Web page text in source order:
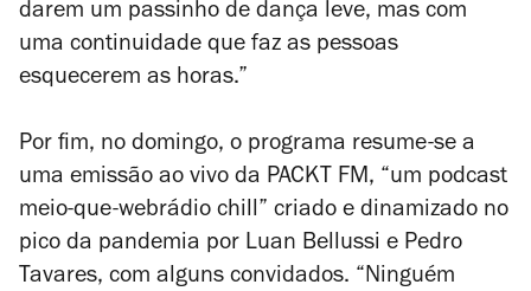
darem um passinho de dança leve, mas com
uma continuidade que faz as pessoas
esquecerem as horas.”
Por fim, no domingo, o programa resume-se a
uma emissão ao vivo da PACKT FM, “um podcast
meio-que-webrádio chill” criado e dinamizado no
pico da pandemia por Luan Bellussi e Pedro
Tavares, com alguns convidados. “Ninguém